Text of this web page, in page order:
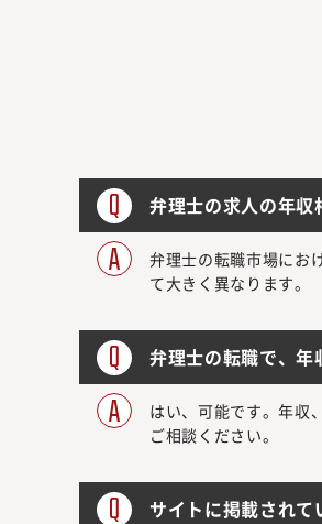
弁理士の求人の年収
弁理士の転職市場にお
て大きく異なります。
弁理士の転職で、年
はい、可能です。年収
ご相談ください。
サイトに掲載され